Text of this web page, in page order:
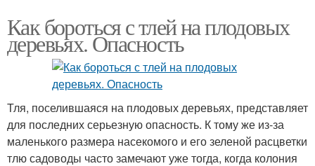
Как бороться с тлей на плодовых
деревьях. Опасность
Тля, поселившаяся на плодовых деревьях, представляет
для последних серьезную опасность. К тому же из-за
маленького размера насекомого и его зеленой расцветки
тлю садоводы часто замечают уже тогда, когда колония